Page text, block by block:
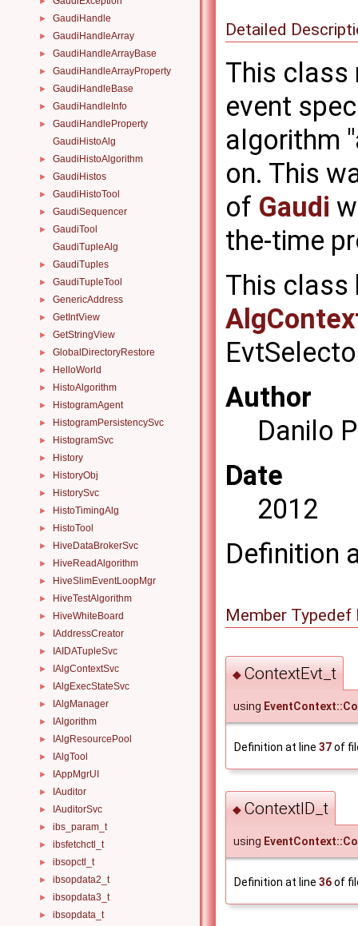
► GaudiHandle
► GaudiHandleArray
► GaudiHandleArrayBase
► GaudiHandleArrayProperty
► GaudiHandleBase
► GaudiHandleInfo
►
GaudiHandleProperty
GaudiHistoAlg
► GaudiHistoAlgorithm
► GaudiHistos
► GaudiHistoTool
► GaudiSequencer
►
GaudiTool
GaudiTupleAlg
► GaudiTuples
► GaudiTupleTool
► GenericAddress
► GetIntView
► GetStringView
► GlobalDirectoryRestore
► HelloWorld
► HistoAlgorithm
► HistogramAgent
► HistogramPersistencySvc
► HistogramSvc
► History
► HistoryObj
► HistorySvc
► HistoTimingAlg
► HistoTool
► HiveDataBrokerSvc
► HiveReadAlgorithm
► HiveSlimEventLoopMgr
► HiveTestAlgorithm
► HiveWhiteBoard
► IAddressCreator
► IAIDATupleSvc
► IAlgContextSvc
► IAlgExecStateSvc
► IAlgManager
► IAlgorithm
► IAlgResourcePool
► IAlgTool
► IAppMgrUI
► IAuditor
► IAuditorSvc
► ibs_param_t
► ibsfetchctl_t
► ibsopctl_t
► ibsopdata2_t
► ibsopdata3_t
► ibsopdata_t
Detailed
This class
event
algorithm
on. This
of Gaudi
the-time
This class
Author
Danilo
Date
2012
Definition
Member
◆ ContextEvt_t
using
Definition at line 37of
◆ ContextID_t
using
Definition at line 36of